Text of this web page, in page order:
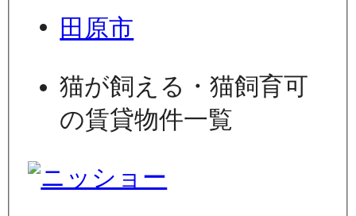
田原市
猫が飼える・猫飼育可
の賃貸物件一覧